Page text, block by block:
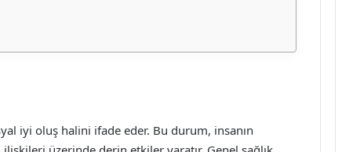
iyi oluş halini ifade eder. Bu durum, insanın